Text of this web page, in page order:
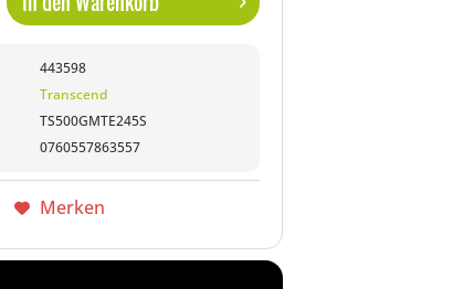
443598
Transcend
TS500GMTE245S
0760557863557
Merken